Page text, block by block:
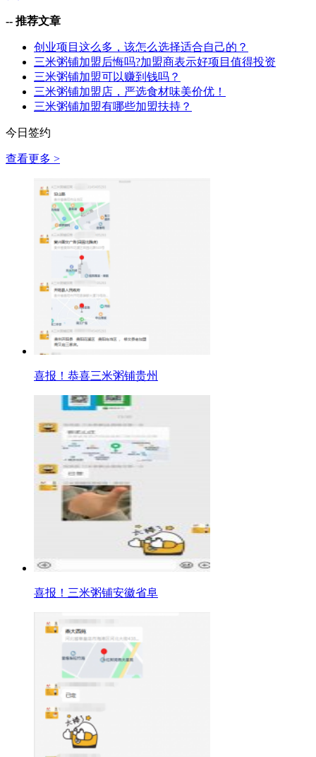
-- 推荐文章
创业项目这么多，该怎么选择适合自己的？
三米粥铺加盟后悔吗?加盟商表示好项目值得投资
三米粥铺加盟可以赚到钱吗？
三米粥铺加盟店，严选食材味美价优！
三米粥铺加盟有哪些加盟扶持？
今日签约
查看更多 >
喜报！恭喜三米粥铺贵州
喜报！三米粥铺安徽省阜